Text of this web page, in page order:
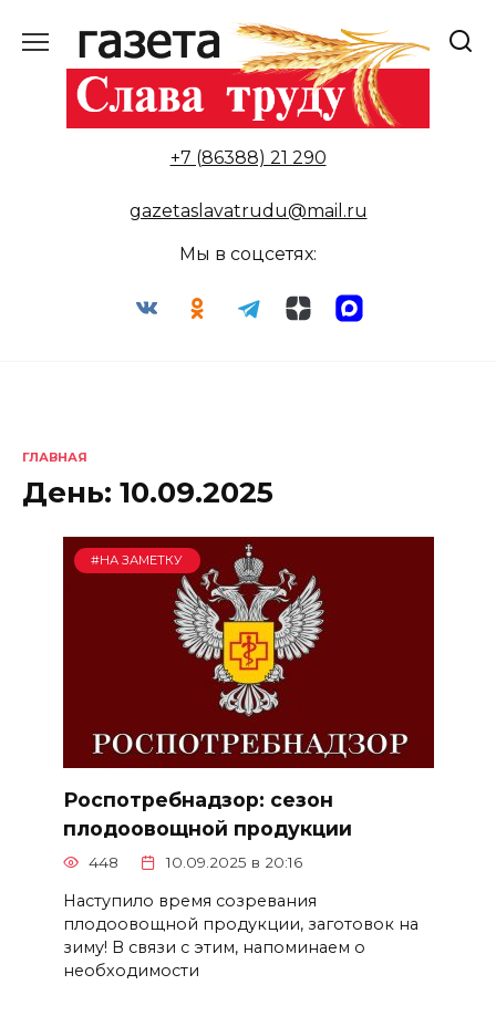
содержанию
+7 (86388) 21 290
gazetaslavatrudu@mail.ru
Мы в соцсетях:
ГЛАВНАЯ
День: 10.09.2025
#НА ЗАМЕТКУ
Роспотребнадзор: сезон
плодоовощной продукции
448 10.09.2025 в 20:16
Наступило время созревания
плодоовощной продукции, заготовок на
зиму! В связи с этим, напоминаем о
необходимости